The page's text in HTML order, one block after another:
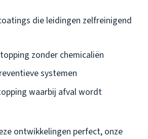
die leidingen zelfreinigend
zonder chemicaliën
systemen
waarbij afval wordt
ontwikkelingen perfect, onze